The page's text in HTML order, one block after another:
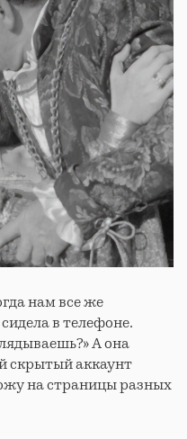
нам все же
в телефоне.
А она
скрытый аккаунт
на страницы разных